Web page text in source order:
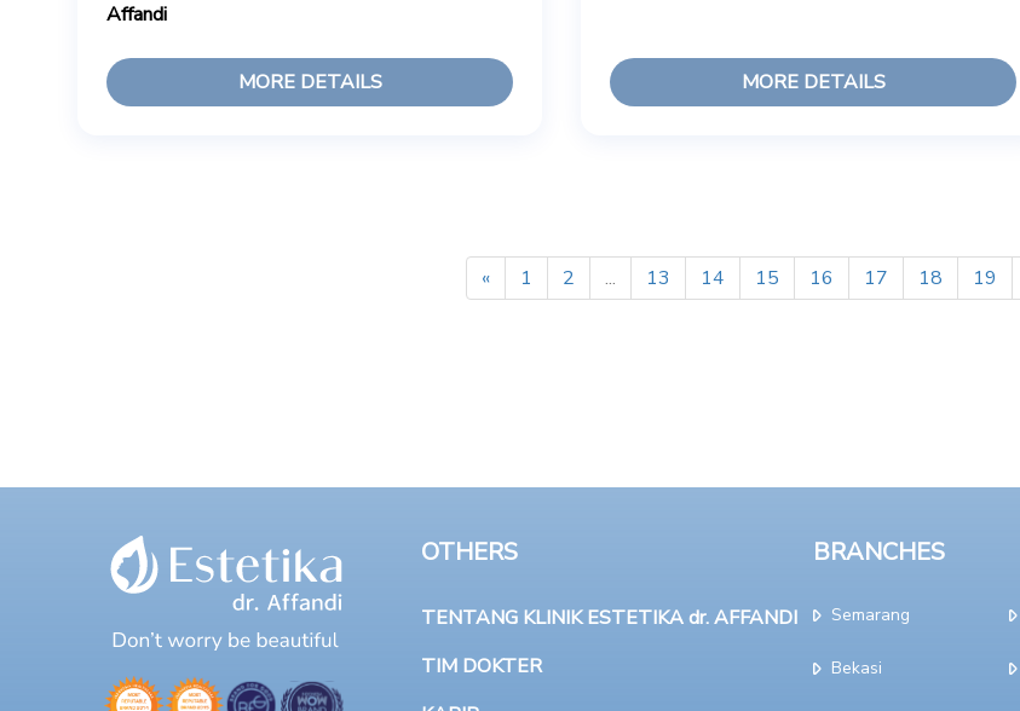
Affandi
MORE DETAILS MORE DETAILS
« 1 2 ... 13 14 15 16 17 18 19
OTHERS
TENTANG KLINIK ESTETIKA dr. AFFANDI
TIM DOKTER
BRANCHES
Semarang
Bekasi